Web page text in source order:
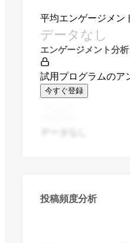
平均エンゲージメン
データなし
エンゲージメント分
試用プログラムのア
今すぐ登録
投稿頻度分析